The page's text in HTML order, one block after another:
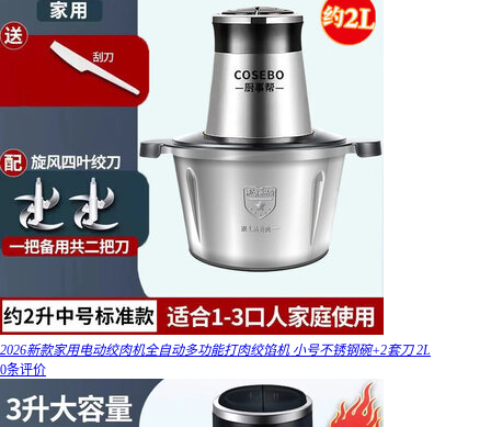
2026新款家用电动绞肉机全自动多功能打肉绞馅机 小号不锈钢碗+2套刀 2L
0条评价